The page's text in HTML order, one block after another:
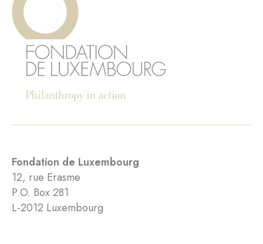
Fondation de Luxembourg
12, rue Erasme
P.O. Box 281
L-2012 Luxembourg